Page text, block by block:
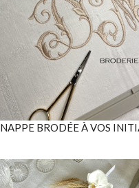
NAPPE BRODÉE À VOS